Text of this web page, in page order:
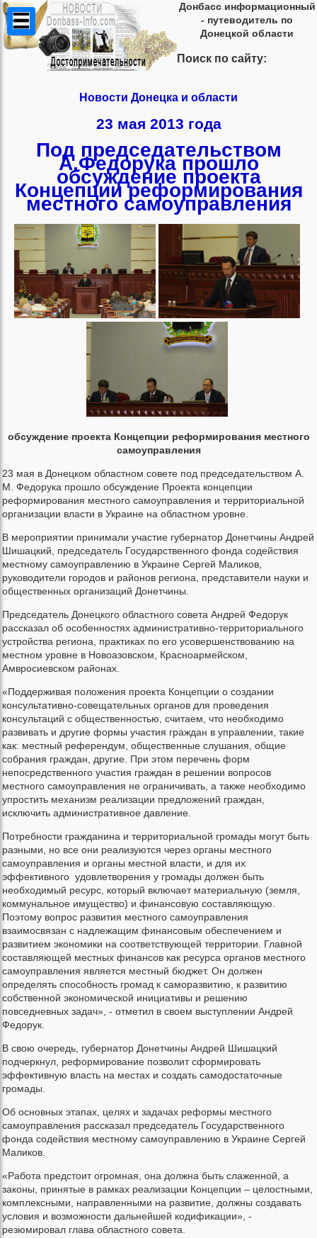
Донбасс информационный
- путеводитель по
Донецкой области
Поиск по сайту:
Новости Донецка и области
23 мая 2013 года
Под председательством
А.Федорука прошло
обсуждение проекта
Концепции реформирования
местного самоуправления
обсуждение проекта Концепции реформирования местного
самоуправления
23 мая в Донецком областном совете под председательством А.
М. Федорука прошло обсуждение Проекта концепции
реформирования местного самоуправления и территориальной
организации власти в Украине на областном уровне.
В мероприятии принимали участие губернатор Донетчины Андрей
Шишацкий, председатель Государственного фонда содействия
местному самоуправлению в Украине Сергей Маликов,
руководители городов и районов региона, представители науки и
общественных организаций Донетчины.
Председатель Донецкого областного совета Андрей Федорук
рассказал об особенностях административно-территориального
устройства региона, практиках по его усовершенствованию на
местном уровне в Новоазовском, Красноармейском,
Амвросиевском районах.
«Поддерживая положения проекта Концепции о создании
консультативно-совещательных органов для проведения
консультаций с общественностью, считаем, что необходимо
развивать и другие формы участия граждан в управлении, такие
как: местный референдум, общественные слушания, общие
собрания граждан, другие. При этом перечень форм
непосредственного участия граждан в решении вопросов
местного самоуправления не ограничивать, а также необходимо
упростить механизм реализации предложений граждан,
исключить административное давление.
Потребности гражданина и территориальной громады могут быть
разными, но все они реализуются через органы местного
самоуправления и органы местной власти, и для их
эффективного удовлетворения у громады должен быть
необходимый ресурс, который включает материальную (земля,
коммунальное имущество) и финансовую составляющую.
Поэтому вопрос развития местного самоуправления
взаимосвязан с надлежащим финансовым обеспечением и
развитием экономики на соответствующей территории. Главной
составляющей местных финансов как ресурса органов местного
самоуправления является местный бюджет. Он должен
определять способность громад к саморазвитию, к развитию
собственной экономической инициативы и решению
повседневных задач», - отметил в своем выступлении Андрей
Федорук.
В свою очередь, губернатор Донетчины Андрей Шишацкий
подчеркнул, реформирование позволит сформировать
эффективную власть на местах и создать самодостаточные
громады.
Об основных этапах, целях и задачах реформы местного
самоуправления рассказал председатель Государственного
фонда содействия местному самоуправлению в Украине Сергей
Маликов.
«Работа предстоит огромная, она должна быть слаженной, а
законы, принятые в рамках реализации Концепции – целостными,
комплексными, направленными на развитие, должны создавать
условия и возможности дальнейшей кодификации», -
резюмировал глава областного совета.